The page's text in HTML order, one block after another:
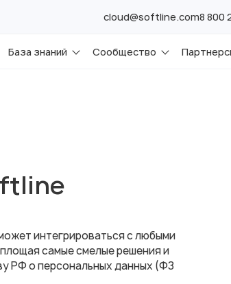
cloud@softline.com8 800
База знаний Сообщество
интегрироваться с любыми
самые смелые решения и
РФ о персональных данных (ФЗ